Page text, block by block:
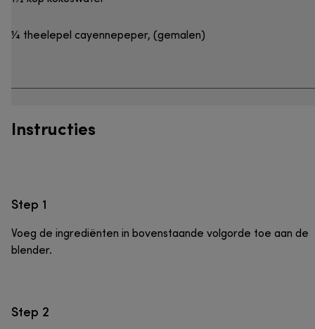
¼ theelepel cayennepeper, (gemalen)
Instructies
Step 1
Voeg de ingrediënten in bovenstaande volgorde toe aan de
blender.
Step 2